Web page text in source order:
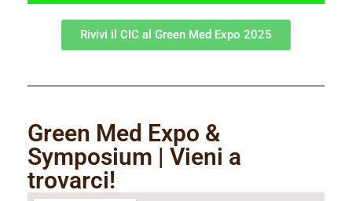
Rivivi il CIC al Green Med Expo 2025
Green Med Expo &
Symposium | Vieni a
trovarci!